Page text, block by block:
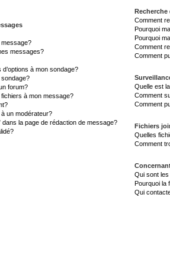
message?
messages?
à mon sondage?
forum?
à mon message?
un modérateur?
dans la page de rédaction de message?
Recherche
Comment
Pourquoi
Pourquoi
Comment
Comment
Quelle est
Comment
Comment
Fichiers
Quelles
Comment
Qui sont
Pourquoi la
Qui